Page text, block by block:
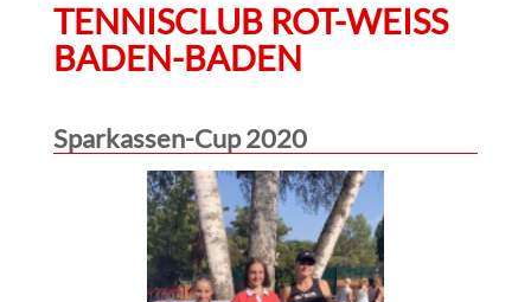
TENNISCLUB ROT-WEISS
BADEN-BADEN
Sparkassen-Cup 2020